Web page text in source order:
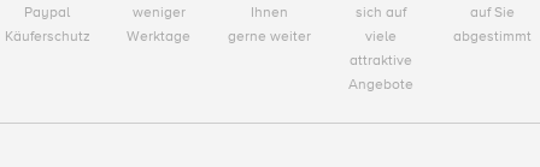
Paypal
Käuferschutz
weniger
Werktage
Ihnen
gerne weiter
sich auf
viele
attraktive
Angebote
auf Sie
abgestimmt